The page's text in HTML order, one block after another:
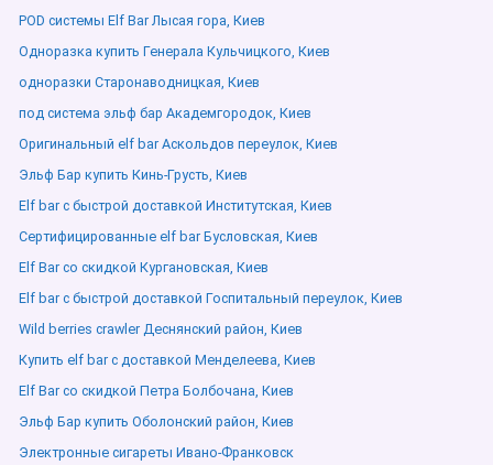
POD системы Elf Bar Лысая гора, Киев
Одноразка купить Генерала Кульчицкого, Киев
одноразки Старонаводницкая, Киев
под система эльф бар Академгородок, Киев
Оригинальный elf bar Аскольдов переулок, Киев
Эльф Бар купить Кинь-Грусть, Киев
Elf bar с быстрой доставкой Институтская, Киев
Сертифицированные elf bar Бусловская, Киев
Elf Bar со скидкой Кургановская, Киев
Elf bar с быстрой доставкой Госпитальный переулок, Киев
Wild berries crawler Деснянский район, Киев
Купить elf bar с доставкой Менделеева, Киев
Elf Bar со скидкой Петра Болбочана, Киев
Эльф Бар купить Оболонский район, Киев
Электронные сигареты Ивано-Франковск